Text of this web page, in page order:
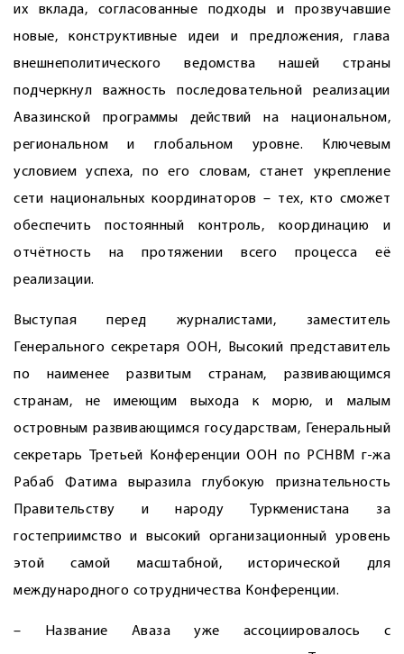
их вклада, согласованные подходы и прозвучавшие
новые, конструктивные идеи и предложения, глава
внешнеполитического ведомства нашей страны
подчеркнул важность последовательной реализации
Авазинской программы действий на национальном,
региональном и глобальном уровне. Ключевым
условием успеха, по его словам, станет укрепление
сети национальных координаторов – тех, кто сможет
обеспечить постоянный контроль, координацию и
отчётность на протяжении всего процесса её
реализации.
Выступая перед журналистами, заместитель
Генерального секретаря ООН, Высокий представитель
по наименее развитым странам, развивающимся
странам, не имеющим выхода к морю, и малым
островным развивающимся государствам, Генеральный
секретарь Третьей Конференции ООН по РСНВМ г-жа
Рабаб Фатима выразила глубокую признательность
Правительству и народу Туркменистана за
гостеприимство и высокий организационный уровень
этой самой масштабной, исторической для
международного сотрудничества Конференции.
– Название Аваза уже ассоциировалось с